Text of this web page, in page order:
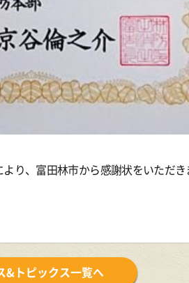
り、富田林市から感謝状をいただ
&トピックス一覧へ